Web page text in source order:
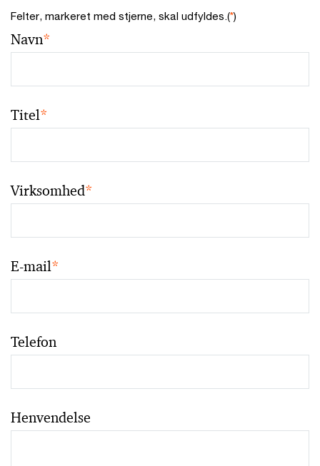
Felter, markeret med stjerne, skal udfyldes.(*)
Navn*
Titel*
Virksomhed*
E-mail*
Telefon
Henvendelse